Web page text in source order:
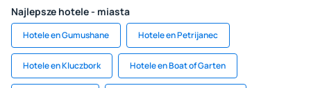
Najlepsze hotele - miasta
Hotele en Gumushane Hotele en Petrijanec
Hotele en Kluczbork Hotele en Boat of Garten